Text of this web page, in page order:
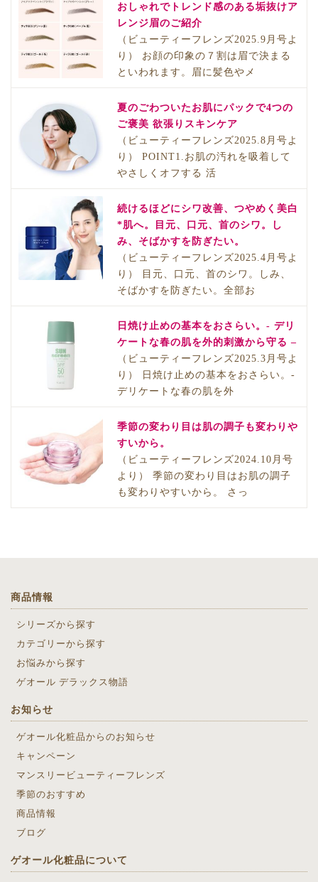
おしゃれでトレンド感のある垢抜けア
レンジ眉のご紹介
（ビューティーフレンズ2025.9月号よ
り） お顔の印象の７割は眉で決まる
といわれます。眉に髪色やメ
夏のごわついたお肌にパックで4つの
ご褒美 欲張りスキンケア
（ビューティーフレンズ2025.8月号よ
り） POINT1.お肌の汚れを吸着して
やさしくオフする 活
続けるほどにシワ改善、つやめく美白
*肌へ。目元、口元、首のシワ。し
み、そばかすを防ぎたい。
（ビューティーフレンズ2025.4月号よ
り） 目元、口元、首のシワ。しみ、
そばかすを防ぎたい。全部お
日焼け止めの基本をおさらい。- デリ
ケートな春の肌を外的刺激から守る –
（ビューティーフレンズ2025.3月号よ
り） 日焼け止めの基本をおさらい。-
デリケートな春の肌を外
季節の変わり目は肌の調子も変わりや
すいから。
（ビューティーフレンズ2024.10月号
より） 季節の変わり目はお肌の調子
も変わりやすいから。 さっ
商品情報
シリーズから探す
カテゴリーから探す
お悩みから探す
ゲオール デラックス物語
お知らせ
ゲオール化粧品からのお知らせ
キャンペーン
マンスリービューティーフレンズ
季節のおすすめ
商品情報
ブログ
ゲオール化粧品について